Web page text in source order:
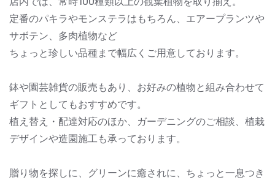
定番のパキラやモンステラはもちろん、エアープランツや
サボテン、多肉植物など
ちょっと珍しい品種まで幅広くご用意しております。
鉢や園芸雑貨の販売もあり、お好みの植物と組み合わせて
ギフトとしてもおすすめです。
植え替え・配達対応のほか、ガーデニングのご相談、植栽
デザインや造園施工も承っております。
贈り物を探しに、グリーンに癒されに、ちょっと一息つき